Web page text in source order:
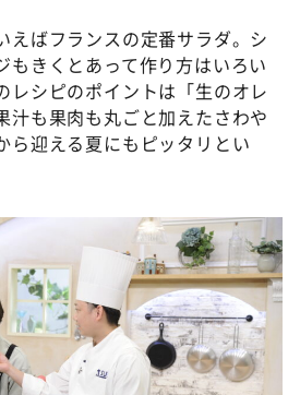
えばフランスの定番サラダ。シ
もきくとあって作り方はいろい
レシピのポイントは「生のオレ
汁も果肉も丸ごと加えたさわや
ら迎える夏にもピッタリとい